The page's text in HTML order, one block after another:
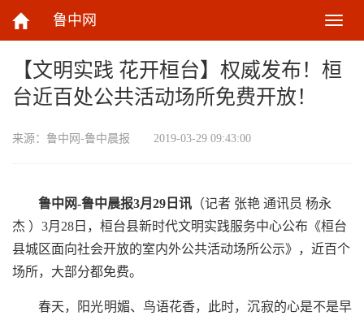
鲁中网
切
换
航
【文明实践 花开桓台】权威发布！桓
台近百处公共活动场所免费开放！
来源： 鲁中网-鲁中晨报 2019-03-29 09:43:00
鲁中网-鲁中晨报3月29日讯 （记者 张艳 通讯员 杨永
杰 ）3月28日，桓台县新时代文明实践服务中心公布《桓台
县城区面向社会开放的室内外公共活动场所公示》，近百个
场所，大部分都免费。
春天，阳光明媚、鸟语花香，此时，沉寂的心是不是早